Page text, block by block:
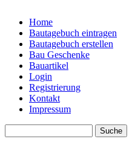
Hauptmenü
Home
Bautagebuch eintragen
Bautagebuch erstellen
Bau Geschenke
Bauartikel
Login
Registrierung
Kontakt
Impressum